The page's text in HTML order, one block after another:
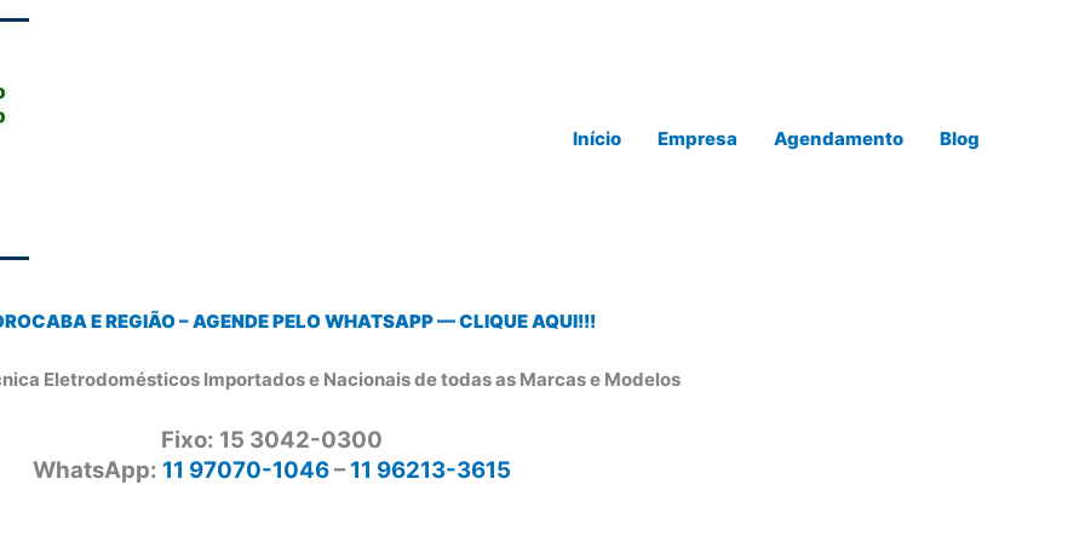
Início
Empresa Agendamento Blog
E REGIÃO – AGENDE PELO WHATSAPP — CLIQUE AQUI!!!
Eletrodomésticos Importados e Nacionais de todas as Marcas e Modelos
Fixo: 15 3042-0300
WhatsApp: 11 97070-1046–11 96213-3615